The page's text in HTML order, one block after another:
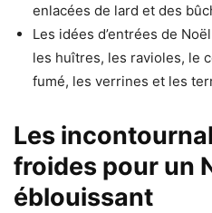
enlacées de lard et des
Les idées d’entrées de
les huîtres, les ravioles, le
fumé, les verrines et les
Les
froides pour un
éblouissant